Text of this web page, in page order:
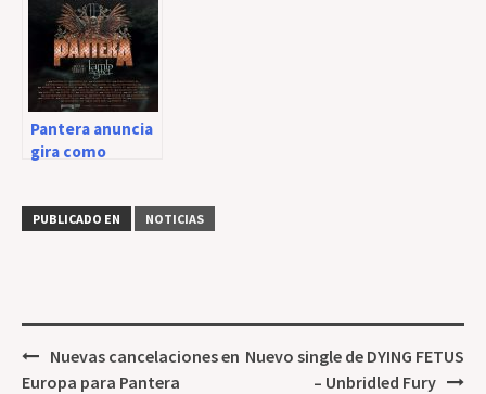
Pantera anuncia
gira como
Norte con Lamb
PUBLICADO EN NOTICIAS
Navegación
de
Nuevas cancelaciones en
Europa para Pantera
Nuevo single de DYING FETUS
– Unbridled Fury